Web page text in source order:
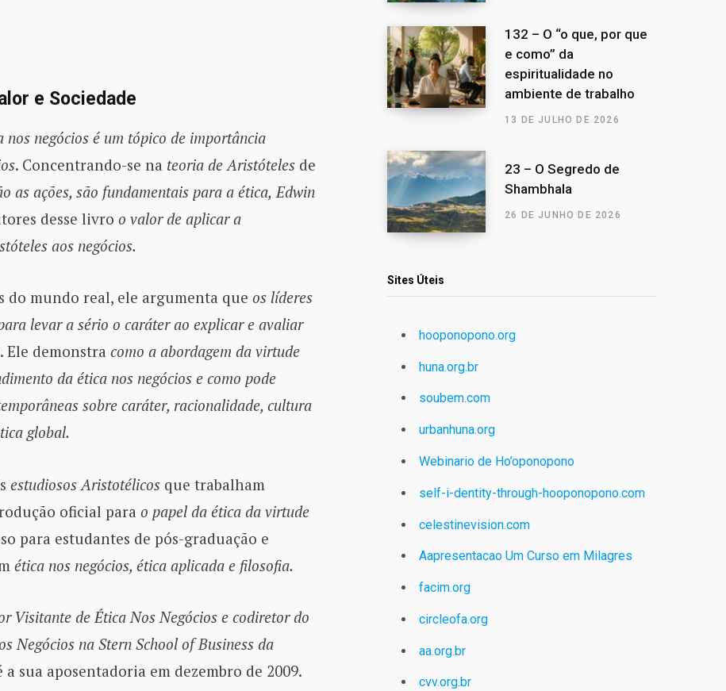
e Sociedade
negócios é um tópico de importância
. Concentrando-se na teoria de Aristótelesde
as ações, são fundamentais para a ética, Edwin
desse livro o valor de aplicar a
aos negócios.
do mundo real, ele argumenta que os líderes
levar a sério o caráter ao explicar e avaliar
. Ele demonstra como a abordagem da virtude
da ética nos negócios e como pode
sobre caráter, racionalidade, cultura
global.
estudiosos Aristotélicosque trabalham
oficial para o papel da ética da virtude
para estudantes de pós-graduação e
ética nos negócios, ética aplicada e filosofia.
Visitante de Ética Nos Negócios e codiretor do
Negócios na Stern School of Business da
sua aposentadoria em dezembro de 2009.
132 – O “o que, por que
e como” da
espiritualidade no
ambiente de trabalho
13 DE JULHO DE 2026
23 – O Segredo de
Shambhala
26 DE JUNHO DE 2026
Sites Úteis
hooponopono.org
huna.org.br
soubem.com
urbanhuna.org
Webinario de Ho’oponopono
self-i-dentity-through-hooponopono.com
celestinevision.com
Aapresentacao Um Curso em Milagres
facim.org
circleofa.org
aa.org.br
cvv.org.br